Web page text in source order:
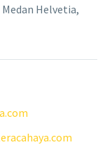
Helvetia,